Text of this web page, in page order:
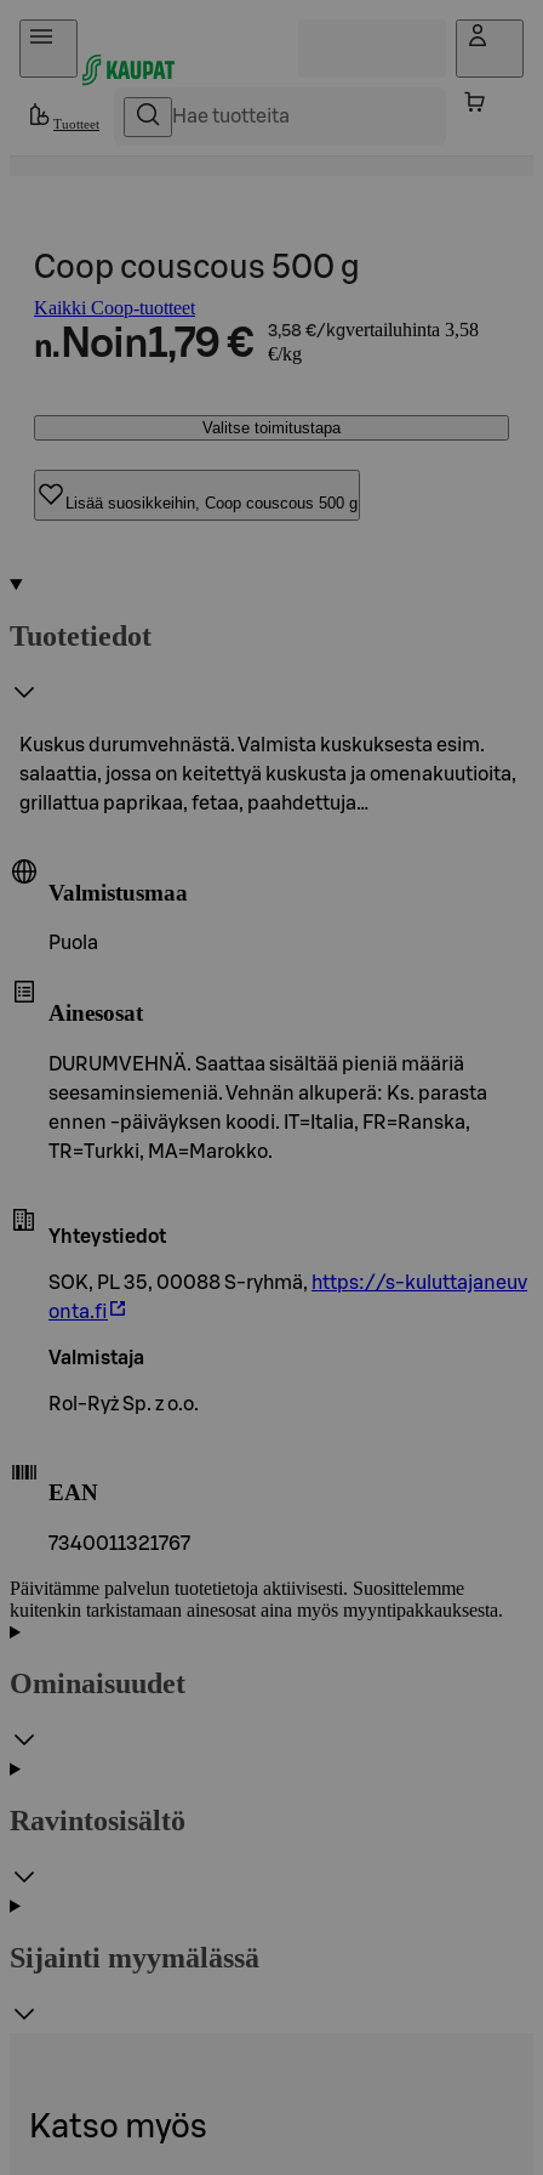
Hyppää sisältöön
Tuotteet
Coop couscous 500 g
Kaikki Coop-tuotteet
n. Noin1,79 € 3,58 €/kgvertailuhinta 3,58
€/kg
Valitse toimitustapa
Lisää suosikkeihin, Coop couscous 500 g
Tuotetiedot
Kuskus durumvehnästä. Valmista kuskuksesta esim.
salaattia, jossa on keitettyä kuskusta ja omenakuutioita,
grillattua paprikaa, fetaa, paahdettuja…
Valmistusmaa
Puola
Ainesosat
DURUMVEHNÄ. Saattaa sisältää pieniä määriä
seesaminsiemeniä. Vehnän alkuperä: Ks. parasta
ennen -päiväyksen koodi. IT=Italia, FR=Ranska,
TR=Turkki, MA=Marokko.
Yhteystiedot
SOK, PL 35, 00088 S-ryhmä, https://s-kuluttajaneuv
onta.fi
Valmistaja
Rol-Ryż Sp. z o.o.
EAN
7340011321767
Päivitämme palvelun tuotetietoja aktiivisesti. Suosittelemme
kuitenkin tarkistamaan ainesosat aina myös myyntipakkauksesta.
Ominaisuudet
Ravintosisältö
Sijainti myymälässä
Katso myös